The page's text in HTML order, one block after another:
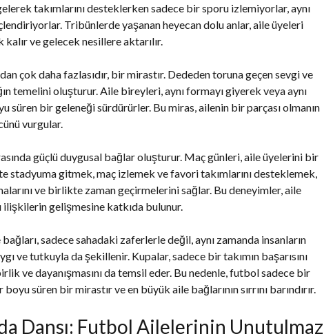
takımlarını desteklerken sadece bir sporu izlemiyorlar, aynı
Tribünlerde yaşanan heyecan dolu anlar, aile üyeleri
kalır ve gelecek nesillere aktarılır.
çok daha fazlasıdır, bir mirastır. Dededen toruna geçen sevgi ve
temelini oluşturur. Aile bireyleri, aynı formayı giyerek veya aynı
süren bir geleneği sürdürürler. Bu miras, ailenin bir parçası olmanın
vurgular.
güçlü duygusal bağlar oluşturur. Maç günleri, aile üyelerini bir
stadyuma gitmek, maç izlemek ve favori takımlarını desteklemek,
ve birlikte zaman geçirmelerini sağlar. Bu deneyimler, aile
ilişkilerin gelişmesine katkıda bulunur.
sadece sahadaki zaferlerle değil, aynı zamanda insanların
ve tutkuyla da şekillenir. Kupalar, sadece bir takımın başarısını
ve dayanışmasını da temsil eder. Bu nedenle, futbol sadece bir
süren bir mirastır ve en büyük aile bağlarının sırrını barındırır.
Dansı: Futbol Ailelerinin Unutulmaz